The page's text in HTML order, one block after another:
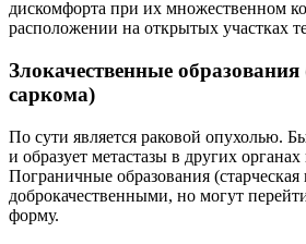
дискомфорта при их множественном
расположении на открытых участках
Злокачественные
саркома)
По сути является раковой опухолью.
и образует метастазы в других
Пограничные образования
доброкачественными, но могут
форму.